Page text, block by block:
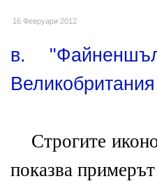
16 Февруари 2012
в.
Великобритания
Строгите
показва